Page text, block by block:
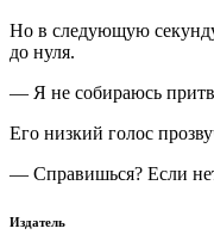
Но в следующую
до нуля.
— Я не собираюсь
Его низкий голос
— Справишься? Если
Издатель